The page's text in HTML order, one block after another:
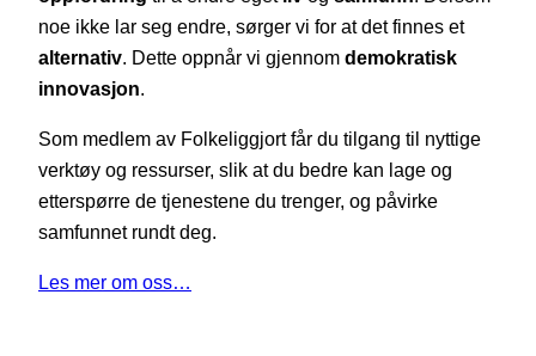
noe ikke lar seg endre, sørger vi for at det finnes et
alternativ. Dette oppnår vi gjennom demokratisk
innovasjon.
Som medlem av Folkeliggjort får du tilgang til nyttige
verktøy og ressurser, slik at du bedre kan lage og
etterspørre de tjenestene du trenger, og påvirke
samfunnet rundt deg.
Les mer om oss…